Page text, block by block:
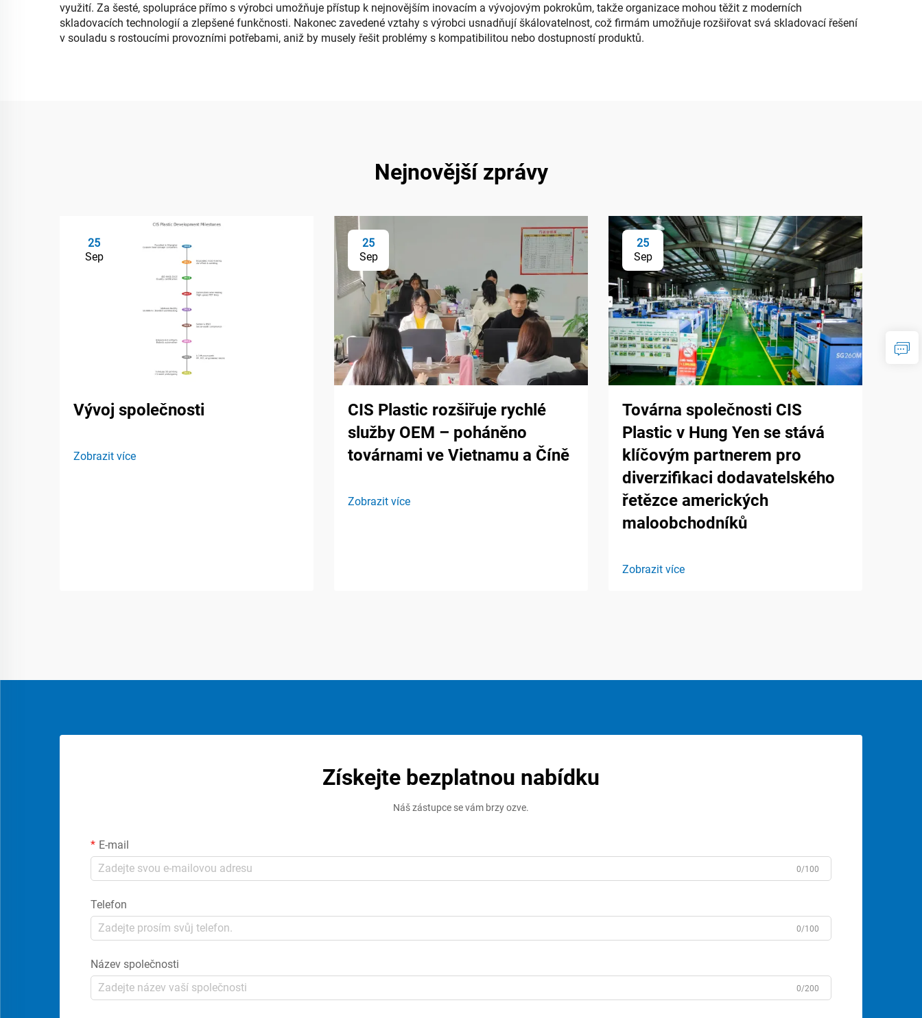
využití. Za šesté, spolupráce přímo s výrobci umožňuje přístup k nejnovějším inovacím a vývojovým pokrokům, takže organizace mohou těžit z moderních
skladovacích technologií a zlepšené funkčnosti. Nakonec zavedené vztahy s výrobci usnadňují škálovatelnost, což firmám umožňuje rozšiřovat svá skladovací řešení
v souladu s rostoucími provozními potřebami, aniž by musely řešit problémy s kompatibilitou nebo dostupností produktů.
Nejnovější zprávy
25
Sep
Vývoj společnosti
Zobrazit více
25
Sep
CIS Plastic rozšiřuje rychlé
služby OEM – poháněno
továrnami ve Vietnamu a Číně
Zobrazit více
25
Sep
Továrna společnosti CIS
Plastic v Hung Yen se stává
klíčovým partnerem pro
diverzifikaci dodavatelského
řetězce amerických
maloobchodníků
Zobrazit více
Získejte bezplatnou nabídku
Náš zástupce se vám brzy ozve.
E-mail
0/100
Telefon
0/100
Název společnosti
0/200